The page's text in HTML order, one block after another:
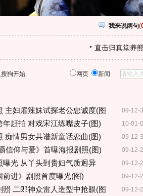
我来说两句(
直击归真堂养
狗开始 网页 新闻
09-12-
主妇雇辣妹试探老公忠诚度(图
10-01-
赶拍 对戏宋江练嘴皮子(图)
09-12-
痴情男女共谱新童话恋曲(图)
09-12-
信仰与爱》首曝海报剧照(图)
09-12-
曝光 从丫头到贵妇气质迥异
09-12-
进》剧照首度曝光(图)
09-12-
照 二郎神众雷人造型中抢眼(图